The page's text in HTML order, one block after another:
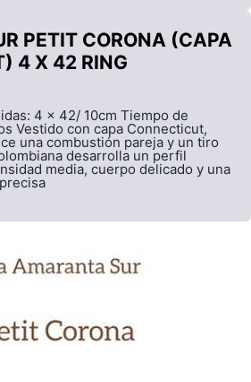
PETIT CORONA (CAPA
4 X 42 RING
4 x 42/ 10cm Tiempo de
Vestido con capa Connecticut,
una combustión pareja y un tiro
desarrolla un perfil
media, cuerpo delicado y una